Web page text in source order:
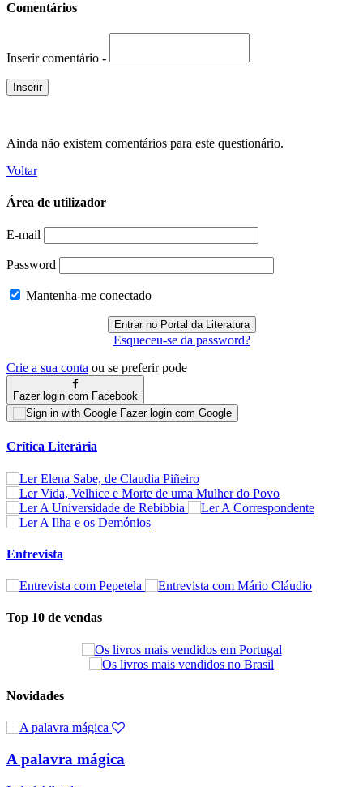
Comentários
Inserir comentário -
Ainda não existem comentários para este questionário.
Voltar
Área de utilizador
E-mail
Password
Mantenha-me conectado
Esqueceu-se da password?
Crie a sua conta ou se preferir pode
Fazer login com Facebook
Fazer login com Google
Crítica Literária
Entrevista
Top 10 de vendas
Novidades
A palavra mágica